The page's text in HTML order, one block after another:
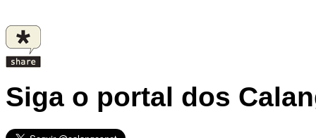
Siga o portal dos